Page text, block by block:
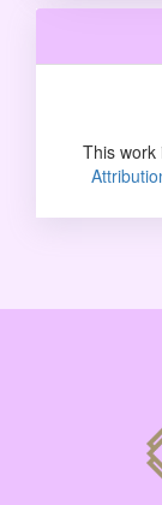
This work